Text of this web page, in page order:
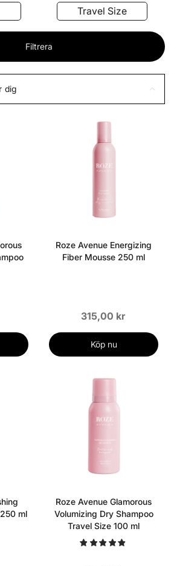
Travel Size
Filtrera
dig
Roze Avenue Energizing
Fiber Mousse 250 ml
315,00 kr
Köp nu
ml
Roze Avenue Glamorous
Volumizing Dry Shampoo
Travel Size 100 ml